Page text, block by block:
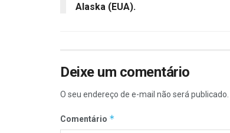
Alaska (EUA).
Deixe um comentário
O seu endereço de e-mail não será publicado.
Comentário *